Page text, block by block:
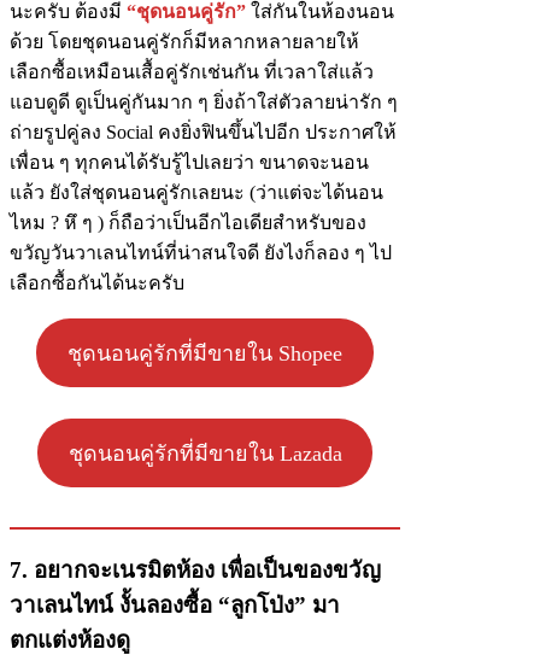
นะครับ ต้องมี “ชุดนอนคู่รัก” ใส่กันในห้องนอน
ด้วย โดยชุดนอนคู่รักก็มีหลากหลายลายให้
เลือกซื้อเหมือนเสื้อคู่รักเช่นกัน ที่เวลาใส่แล้ว
แอบดูดี ดูเป็นคู่กันมาก ๆ ยิ่งถ้าใส่ตัวลายน่ารัก ๆ
ถ่ายรูปคู่ลง Social คงยิ่งฟินขึ้นไปอีก ประกาศให้
เพื่อน ๆ ทุกคนได้รับรู้ไปเลยว่า ขนาดจะนอน
แล้ว ยังใส่ชุดนอนคู่รักเลยนะ (ว่าแต่จะได้นอน
ไหม ? หึ ๆ ) ก็ถือว่าเป็นอีกไอเดียสำหรับของ
ขวัญวันวาเลนไทน์ที่น่าสนใจดี ยังไงก็ลอง ๆ ไป
เลือกซื้อกันได้นะครับ
ชุดนอนคู่รักที่มีขายใน Shopee
ชุดนอนคู่รักที่มีขายใน Lazada
7. อยากจะเนรมิตห้อง เพื่อเป็นของขวัญ
วาเลนไทน์ งั้นลองซื้อ “ลูกโป่ง” มา
ตกแต่งห้องดู